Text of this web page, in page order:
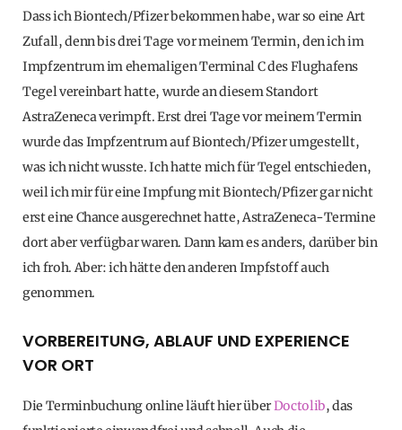
Dass ich Biontech/Pfizer bekommen habe, war so eine Art
Zufall, denn bis drei Tage vor meinem Termin, den ich im
Impfzentrum im ehemaligen Terminal C des Flughafens
Tegel vereinbart hatte, wurde an diesem Standort
AstraZeneca verimpft. Erst drei Tage vor meinem Termin
wurde das Impfzentrum auf Biontech/Pfizer umgestellt,
was ich nicht wusste. Ich hatte mich für Tegel entschieden,
weil ich mir für eine Impfung mit Biontech/Pfizer gar nicht
erst eine Chance ausgerechnet hatte, AstraZeneca-Termine
dort aber verfügbar waren. Dann kam es anders, darüber bin
ich froh. Aber: ich hätte den anderen Impfstoff auch
genommen.
VORBEREITUNG, ABLAUF UND EXPERIENCE
VOR ORT
Die Terminbuchung online läuft hier überDoctolib, das